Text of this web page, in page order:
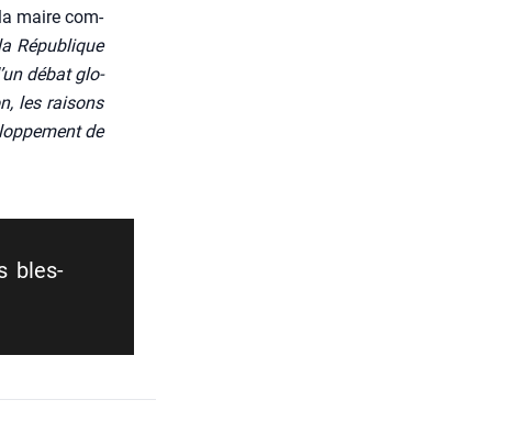
maire com­
Répu­blique
débat glo­
les rai­sons
de
bles­